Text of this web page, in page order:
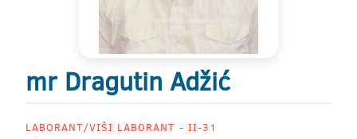
mr Dragutin Adžić
LABORANT/VIŠI LABORANT - II-31